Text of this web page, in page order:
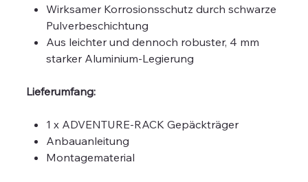
Wirksamer Korrosionsschutz durch schwarze
Pulverbeschichtung
Aus leichter und dennoch robuster, 4 mm
starker Aluminium-Legierung
Lieferumfang:
1 x ADVENTURE-RACK Gepäckträger
Anbauanleitung
Montagematerial